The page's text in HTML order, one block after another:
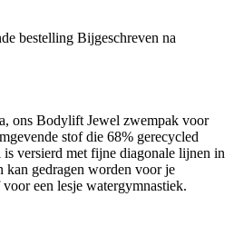
bestelling Bijgeschreven na
ons Bodylift Jewel zwempak voor
stof die 68% gerecycled
versierd met fijne diagonale lijnen in
kan gedragen worden voor je
een lesje watergymnastiek.